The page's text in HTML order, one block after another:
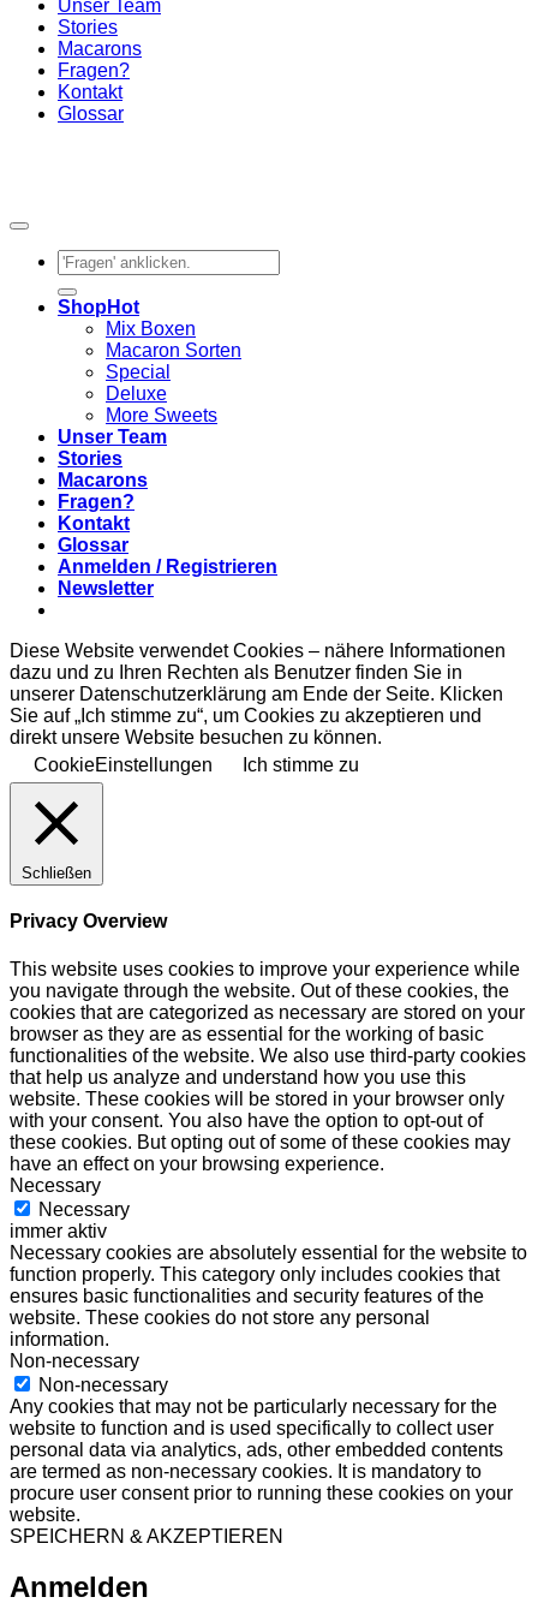
Unser Team
Stories
Macarons
Fragen?
Kontakt
Glossar
Suchen
nach:
Shop
Mix Boxen
Macaron Sorten
Special
Deluxe
More Sweets
Unser Team
Stories
Macarons
Fragen?
Kontakt
Glossar
Anmelden / Registrieren
Newsletter
Diese Website verwendet Cookies – nähere Informationen
dazu und zu Ihren Rechten als Benutzer finden Sie in
unserer Datenschutzerklärung am Ende der Seite. Klicken
Sie auf „Ich stimme zu“, um Cookies zu akzeptieren und
direkt unsere Website besuchen zu können.
CookieEinstellungen
Ich stimme zu
Schließen
Privacy Overview
This website uses cookies to improve your experience while
you navigate through the website. Out of these cookies, the
cookies that are categorized as necessary are stored on your
browser as they are as essential for the working of basic
functionalities of the website. We also use third-party cookies
that help us analyze and understand how you use this
website. These cookies will be stored in your browser only
with your consent. You also have the option to opt-out of
these cookies. But opting out of some of these cookies may
have an effect on your browsing experience.
Necessary
Necessary
immer aktiv
Necessary cookies are absolutely essential for the website to
function properly. This category only includes cookies that
ensures basic functionalities and security features of the
website. These cookies do not store any personal
information.
Non-necessary
Non-necessary
Any cookies that may not be particularly necessary for the
website to function and is used specifically to collect user
personal data via analytics, ads, other embedded contents
are termed as non-necessary cookies. It is mandatory to
procure user consent prior to running these cookies on your
website.
SPEICHERN & AKZEPTIEREN
Anmelden